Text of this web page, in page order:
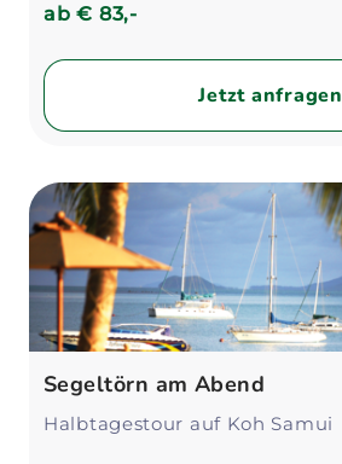
ab€ 83,-
Jetzt anfragen
Segeltörn am Abend
Halbtagestour auf Koh Samui